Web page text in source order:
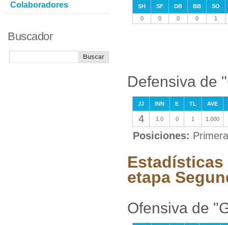
SH SF DB BB
SO
0
0 0 0 1
Defensiva de
JJ INN E TL AVE
4 1.0 0 1 1.000
Posiciones:
Estadísticas
etapa
Ofensiva de
Colaboradores
Buscador